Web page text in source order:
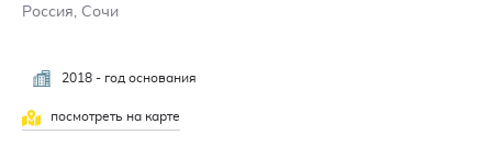
Россия, Сочи
2018 - год основания
посмотреть на карте